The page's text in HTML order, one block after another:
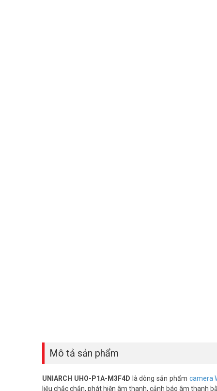
Mô tả sản phẩm
UNIARCH UHO-P1A-M3F4D là dòng sản phẩm camera
liệu chắc chắn, phát hiện âm thanh, cảnh báo âm thanh